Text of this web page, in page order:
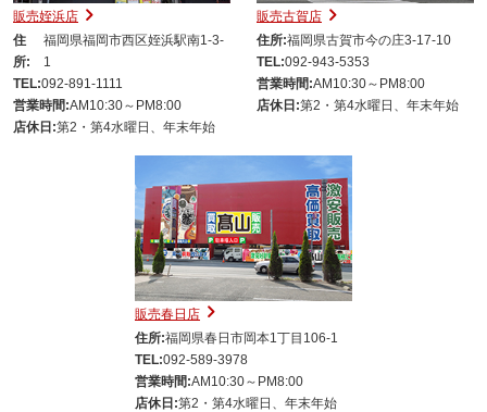
販売姪浜店
住
所:
福岡県福岡市西区姪浜駅南1-3-
1
TEL:092-891-1111
営業時間:AM10:30～PM8:00
店休日:第2・第4水曜日、年末年始
販売古賀店
住所:福岡県古賀市今の庄3-17-10
TEL:092-943-5353
営業時間:AM10:30～PM8:00
店休日:第2・第4水曜日、年末年始
販売春日店
住所:福岡県春日市岡本1丁目106-1
TEL:092-589-3978
営業時間:AM10:30～PM8:00
店休日:第2・第4水曜日、年末年始